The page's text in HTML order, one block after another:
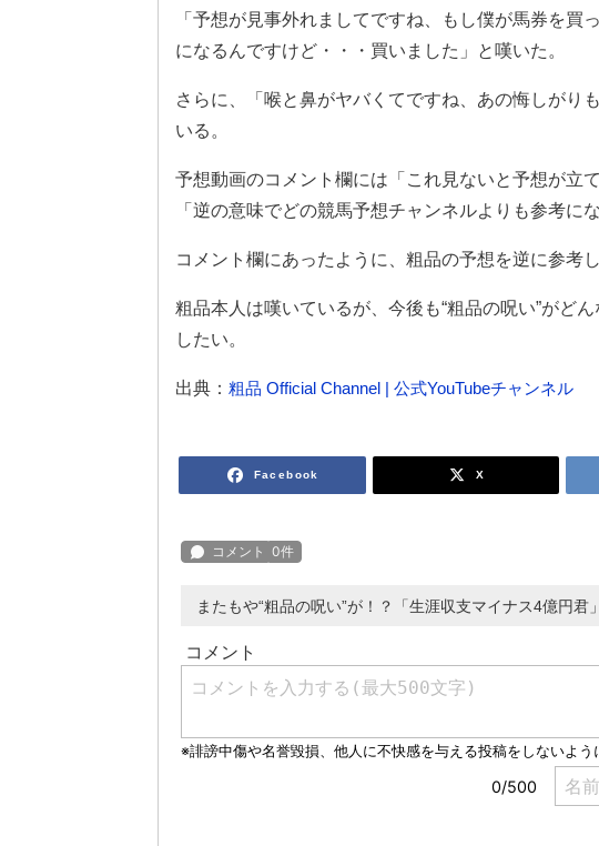
「予想が見事外れましてですね、もし僕が馬券を買
になるんですけど・・・買いました」と嘆いた。
さらに、「喉と鼻がヤバくてですね、あの悔しがり
いる。
予想動画のコメント欄には「これ見ないと予想が立
「逆の意味でどの競馬予想チャンネルよりも参考に
コメント欄にあったように、粗品の予想を逆に参考
粗品本人は嘆いているが、今後も“粗品の呪い”がど
したい。
出典： 粗品 Official Channel | 公式YouTubeチャンネル
Facebook X
またもや“粗品の呪い”が！？「生涯収支マイナス4億円